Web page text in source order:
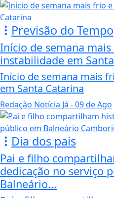
Previsão do Tempo
Início de semana
instabilidade em
Início de semana mais
em Santa Catarina
Redação Notícia Já - 09 de Ago
Dia dos pais
Pai e filho
dedicação no serviço
Balneário...